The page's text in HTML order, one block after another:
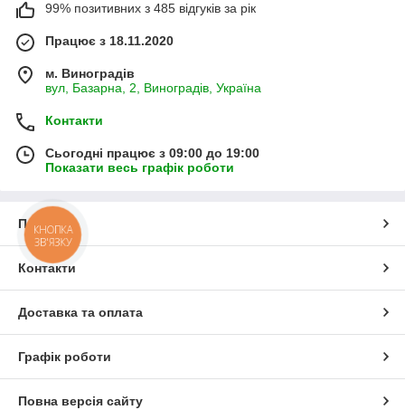
99% позитивних з 485 відгуків за рік
Працює з 18.11.2020
м. Виноградів
вул, Базарна, 2, Виноградів, Україна
Контакти
Сьогодні працює з 09:00 до 19:00
Показати весь графік роботи
Про нас
Контакти
Доставка та оплата
Графік роботи
Повна версія сайту
КНОПКА
ЗВ'ЯЗКУ